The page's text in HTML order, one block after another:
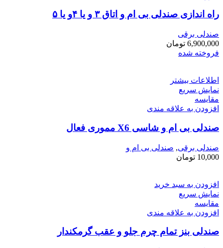
راه اندازی صندلی بی ام و اتاق ۳ و یا ۴و یا ۵
صندلی برقی
6,900,000 تومان
فروخته شده
اطلاعات بیشتر
نمایش سریع
مقايسه
افزودن به علاقه مندی
صندلی بی ام و شاسی X6 مموری فعال
صندلی برقی, صندلی بی ام و
10,000 تومان
افزودن به سبد خرید
نمایش سریع
مقايسه
افزودن به علاقه مندی
صندلی بنز تمام چرم جلو و عقب گرمکندار